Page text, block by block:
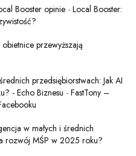
Booster opinie - Local Booster:
przewyższają
przedsiębiorstwach: Jak AI
- Echo Biznesu - FastTony –
w małych i średnich
rozwój MŚP w 2025 roku?